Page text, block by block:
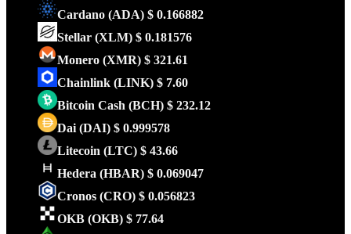
Cardano (ADA) $ 0.166882
Stellar (XLM) $ 0.181576
Monero (XMR) $ 321.61
Chainlink (LINK) $ 7.60
Bitcoin Cash (BCH) $ 232.12
Dai (DAI) $ 0.999578
Litecoin (LTC) $ 43.66
Hedera (HBAR) $ 0.069047
Cronos (CRO) $ 0.056823
OKB (OKB) $ 77.64